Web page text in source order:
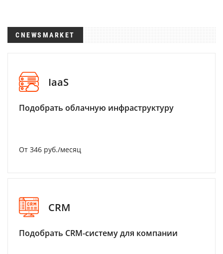
CNEWSMARKET
IaaS
Подобрать облачную инфраструктуру
От 346 руб./месяц
CRM
Подобрать CRM-систему для компании